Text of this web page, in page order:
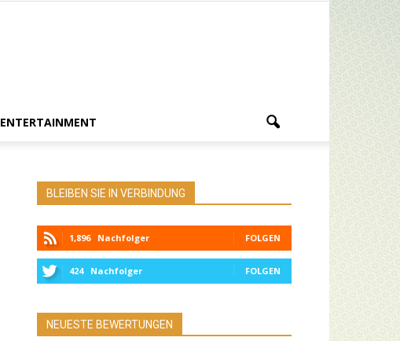
ENTERTAINMENT
BLEIBEN SIE IN VERBINDUNG
1,896 Nachfolger FOLGEN
424 Nachfolger FOLGEN
NEUESTE BEWERTUNGEN